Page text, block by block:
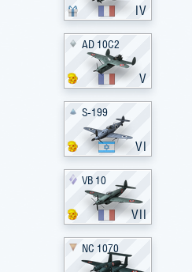
IV
AD 10C2
V
S-199
VI
VB 10
VII
NC 1070